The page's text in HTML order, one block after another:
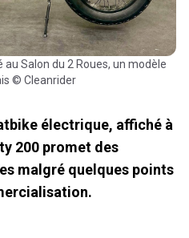
© Cleanrider
électrique, affiché à
200 promet des
malgré quelques points